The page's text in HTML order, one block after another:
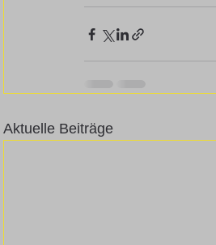
Aktuelle Beiträge